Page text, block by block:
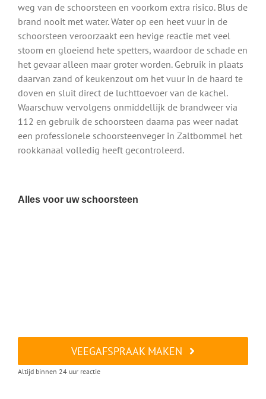
weg van de schoorsteen en voorkom extra risico. Blus de
brand nooit met water. Water op een heet vuur in de
schoorsteen veroorzaakt een hevige reactie met veel
stoom en gloeiend hete spetters, waardoor de schade en
het gevaar alleen maar groter worden. Gebruik in plaats
daarvan zand of keukenzout om het vuur in de haard te
doven en sluit direct de luchttoevoer van de kachel.
Waarschuw vervolgens onmiddellijk de brandweer via
112 en gebruik de schoorsteen daarna pas weer nadat
een professionele schoorsteenveger in Zaltbommel het
rookkanaal volledig heeft gecontroleerd.
Alles voor uw schoorsteen
VEEGAFSPRAAK MAKEN
Altijd binnen 24 uur reactie